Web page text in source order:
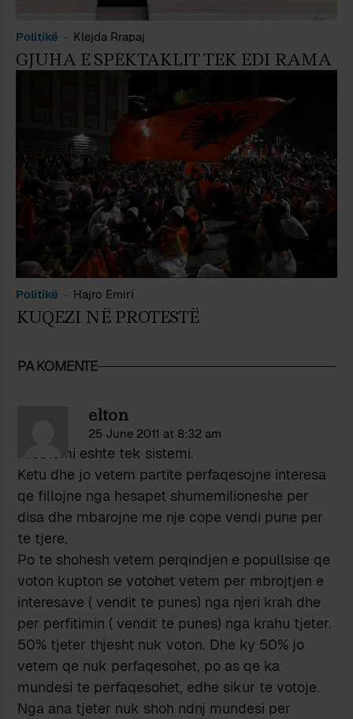
Politikë Klejda Rrapaj
GJUHA E SPEKTAKLIT TEK EDI RAMA
Politikë Hajro Emiri
KUQEZI NË PROTESTË
PA KOMENTE
elton
25 June 2011 at 8:32 am
Problemi eshte tek sistemi.
Ketu dhe jo vetem partite perfaqesojne interesa
qe fillojne nga hesapet shumemilioneshe per
disa dhe mbarojne me nje cope vendi pune per
te tjere.
Po te shohesh vetem perqindjen e popullsise qe
voton kupton se votohet vetem per mbrojtjen e
interesave ( vendit te punes) nga njeri krah dhe
per perfitimin ( vendit te punes) nga krahu tjeter.
50% tjeter thjesht nuk voton. Dhe ky 50% jo
vetem qe nuk perfaqesohet, po as qe ka
mundesi te perfaqesohet, edhe sikur te votoje.
Nga ana tjeter nuk shoh ndnj mundesi per